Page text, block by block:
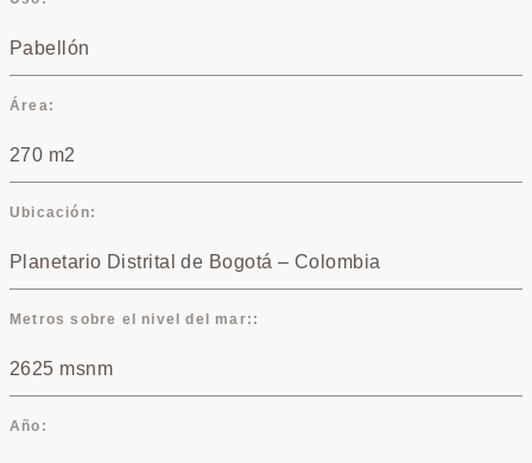
Pabellón
Área
270 m2
Ubicación
Planetario Distrital de Bogotá – Colombia
Metros sobre el nivel del mar:
2625 msnm
Año